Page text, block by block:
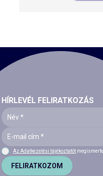
HÍRLEVÉL FELIRATKOZÁS
Az Adatkezelési tájékoztatót
FELIRATKOZOM